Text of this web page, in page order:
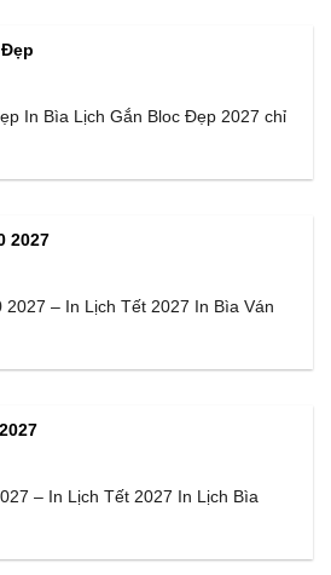
In Bìa Lịch Gắn Bloc Đẹp 2027 chỉ
2027
2027 – In Lịch Tết 2027 In Bìa Ván
– In Lịch Tết 2027 In Lịch Bìa